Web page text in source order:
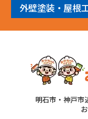
外壁塗装・屋根
明石市・神戸市